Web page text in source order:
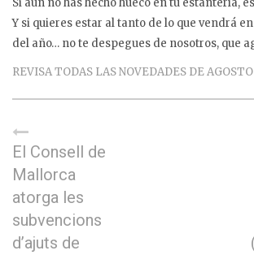
Si aún no has hecho hueco en tu estantería,
Y si quieres estar al tanto de lo que vendrá
del año… no te despegues de nosotros, que
REVISA TODAS LAS NOVEDADES DE
El Consell de
Mallorca
atorga les
subvencions
d’ajuts de